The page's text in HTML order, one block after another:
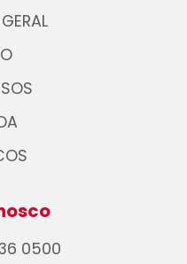
0500